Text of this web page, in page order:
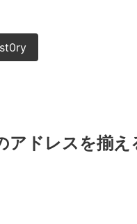
アドレスを揃え